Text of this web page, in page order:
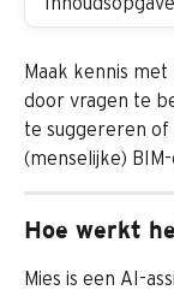
Maak kennis met
door vragen te
te suggereren
(menselijke)
Hoe werkt
Mies is een AI-